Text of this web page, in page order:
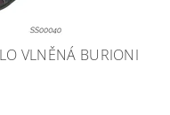
VLNĚNÁ BURIONI